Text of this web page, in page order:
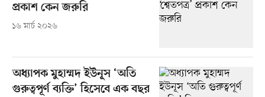
প্রকাশ কেন জরুরি
১৬ মার্চ ২০২৬
অধ্যাপক মুহাম্মদ ইউনূস ‘অতি
গুরুত্বপূর্ণ ব্যক্তি’ হিসেবে এক বছর